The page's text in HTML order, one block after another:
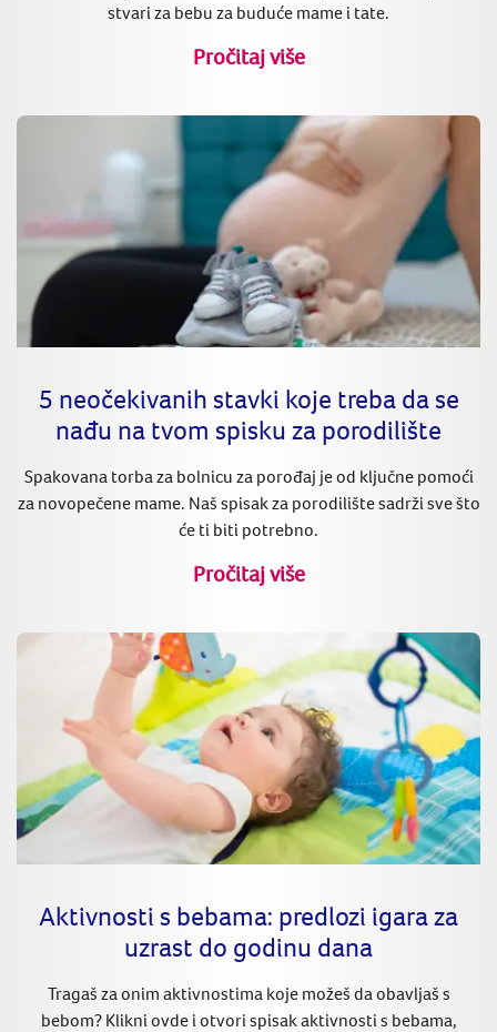
stvari za bebu za buduće mame i tate.
Pročitaj više
5 neočekivanih stavki koje treba da se
nađu na tvom spisku za porodilište
Spakovana torba za bolnicu za porođaj je od ključne pomoći
za novopečene mame. Naš spisak za porodilište sadrži sve što
će ti biti potrebno.
Pročitaj više
Aktivnosti s bebama: predlozi igara za
uzrast do godinu dana
Tragaš za onim aktivnostima koje možeš da obavljaš s
bebom? Klikni ovde i otvori spisak aktivnosti s bebama,